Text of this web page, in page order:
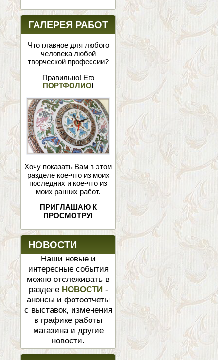
ГАЛЕРЕЯ РАБОТ
Что главное для любого
человека любой
творческой профессии?
Правильно! Его
ПОРТФОЛИО!
Хочу показать Вам в этом
разделе кое-что из моих
последних и кое-что из
моих ранних работ.
ПРИГЛАШАЮ К
ПРОСМОТРУ!
НОВОСТИ
Наши новые и
интересные события
можно отслеживать в
разделе НОВОСТИ -
анонсы и фотоотчеты
с выставок, изменения
в графике работы
магазина и другие
новости.